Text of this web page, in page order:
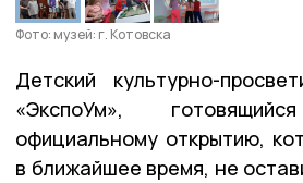
Фото: музей: г. Котовска
Детский культурно-
«ЭкспоУм»,
официальному открытию,
в ближайшее время, не